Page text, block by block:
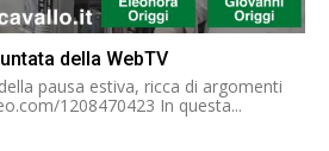
della WebTV
pausa estiva, ricca di argomenti
interessanti https://vimeo.com/1208470423 In questa...